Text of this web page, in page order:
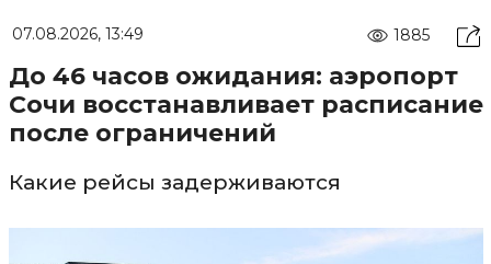
07.08.2026, 13:49 1885
До 46 часов ожидания: аэропорт
Сочи восстанавливает расписание
после ограничений
Какие рейсы задерживаются